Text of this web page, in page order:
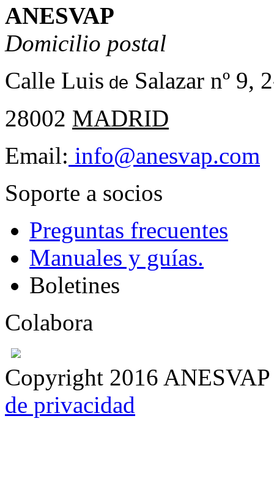
ANESVAP
Domicilio postal
Calle Luis de Salazar nº 9,
28002 MADRID
Email: info@anesvap.com
Soporte a socios
Preguntas frecuentes
Manuales y guías.
Boletines
Colabora
Copyright 2016 ANESVAP
de privacidad